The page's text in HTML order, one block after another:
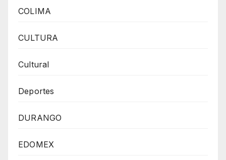
COLIMA
CULTURA
Cultural
Deportes
DURANGO
EDOMEX